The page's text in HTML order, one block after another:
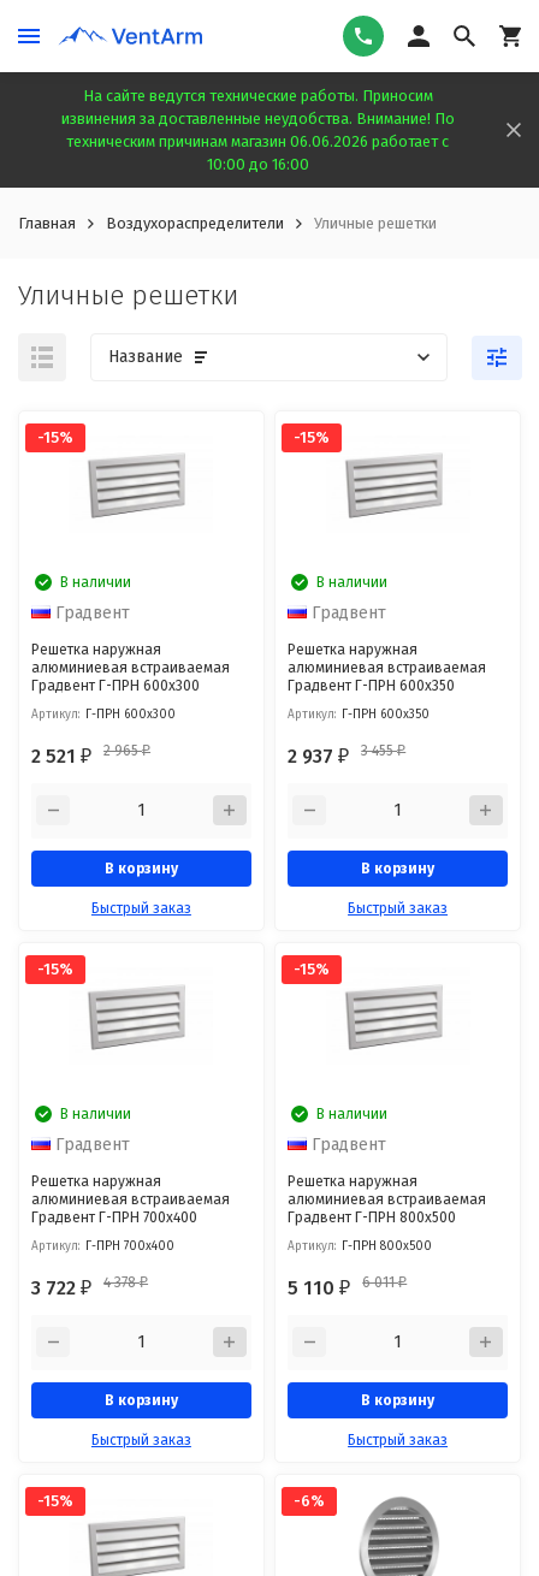
На сайте ведутся технические работы. Приносим
извинения за доставленные неудобства. Внимание! По
техническим причинам магазин 06.06.2026 работает с
10:00 до 16:00
Главная Воздухораспределители Уличные решетки
Уличные решетки
Название
-15%
В наличии
Градвент
Решетка наружная
алюминиевая встраиваемая
Градвент Г-ПРН 600x300
Артикул: Г-ПРН 600x300
2 521₽ 2 965₽
В корзину
Быстрый заказ
-15%
В наличии
Градвент
Решетка наружная
алюминиевая встраиваемая
Градвент Г-ПРН 600x350
Артикул: Г-ПРН 600x350
2 937₽ 3 455₽
В корзину
Быстрый заказ
-15%
В наличии
Градвент
Решетка наружная
алюминиевая встраиваемая
Градвент Г-ПРН 700x400
Артикул: Г-ПРН 700x400
3 722₽ 4 378₽
В корзину
Быстрый заказ
-15%
В наличии
Градвент
Решетка наружная
алюминиевая встраиваемая
Градвент Г-ПРН 800x500
Артикул: Г-ПРН 800x500
5 110₽ 6 011₽
В корзину
Быстрый заказ
-15% -6%